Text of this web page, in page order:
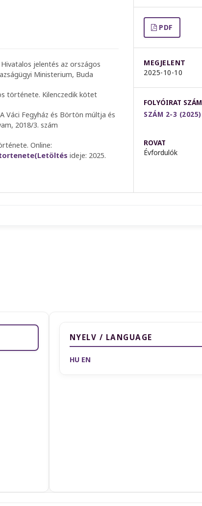
jelentés az országos
Ministerium, Buda
története. Kilenczedik kötet
Váci Fegyház és Börtön múltja és
2018/3. szám
Online:
ideje: 2025.
PDF
MEGJELENT
2025-10-10
FOLYÓIRAT SZÁM
SZÁM 2-3 (2025)
ROVAT
Évfordulók
NYELV / LANGUAGE
HU EN